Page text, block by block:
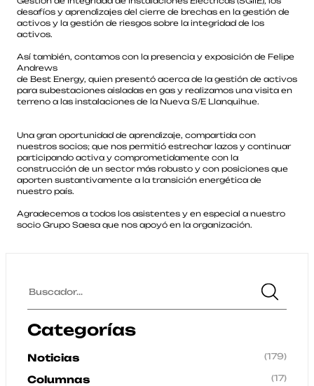
desafíos y aprendizajes del cierre de brechas en la gestión de
activos y la gestión de riesgos sobre la integridad de los
activos.
Así también, contamos con la presencia y exposición de Felipe
Andrews
de Best Energy, quien presentó acerca de la gestión de activos
para subestaciones aisladas en gas y realizamos una visita en
terreno a las instalaciones de la Nueva S/E Llanquihue.
Una gran oportunidad de aprendizaje, compartida con
nuestros socios; que nos permitió estrechar lazos y continuar
participando activa y comprometidamente con la
construcción de un sector más robusto y con posiciones que
aporten sustantivamente a la transición energética de
nuestro país.
Agradecemos a todos los asistentes y en especial a nuestro
socio Grupo Saesa que nos apoyó en la organización.
Categorías
Noticias (179)
Columnas (17)